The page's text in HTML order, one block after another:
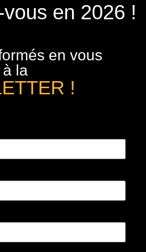
en 2026 !
en vous
la
!